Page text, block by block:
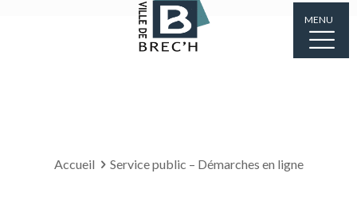
MENU
Accueil Service public – Démarches en ligne